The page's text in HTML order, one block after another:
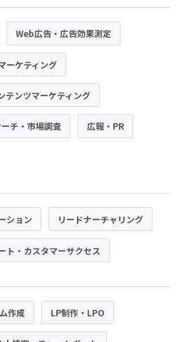
Web広告・広告効果測定
ーケティング
テンツマーケティング
ーチ・市場調査 広報・PR
ション リードナーチャリング
ト・カスタマーサクセス
作成 LP制作・LPO